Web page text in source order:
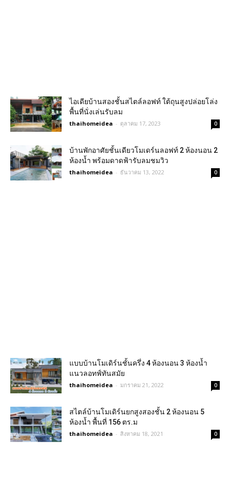
ไอเดียบ้านสองชั้นสไตล์ลอฟท์ ใต้ถุนสูงปล่อยโล่ง
พื้นที่นั่งเล่นรับลม
thaihomeidea - ตุลาคม 17, 2023 0
บ้านพักอาศัยชั้นเดียวโมเดร์นลอฟท์ 2 ห้องนอน 2
ห้องน้ำ พร้อมดาดฟ้ารับลมชมวิว
thaihomeidea - ธันวาคม 13, 2022 0
แบบบ้านโมเดิร์นชั้นครึ่ง 4 ห้องนอน 3 ห้องน้ำ
แนวลอทฟ์ทันสมัย
thaihomeidea - มกราคม 21, 2022 0
สไตล์บ้านโมเดิร์นยกสูงสองชั้น 2 ห้องนอน 5
ห้องน้ำ พื้นที่ 156 ตร.ม
thaihomeidea - สิงหาคม 18, 2021 0